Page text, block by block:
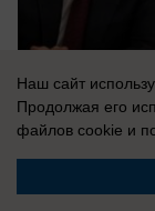
07.08.2026
Наш сайт
Продолжая его
файлов cookie и